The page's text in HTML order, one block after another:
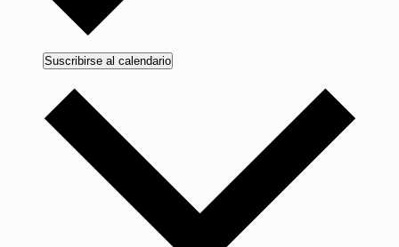
Suscribirse al calendario